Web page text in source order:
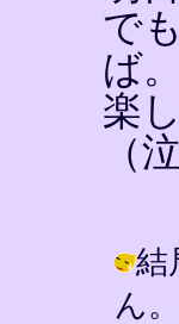
で
ば。
楽
（
結
ん